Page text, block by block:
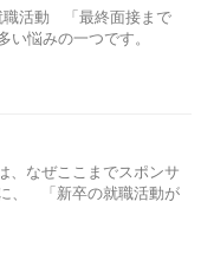
職活動 「最終面接まで
い悩みの一つです。
、なぜここまでスポンサ
、 「新卒の就職活動が